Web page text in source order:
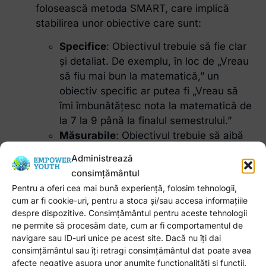
Administrează
consimțământul
Pentru a oferi cea mai bună experiență, folosim tehnologii,
cum ar fi cookie-uri, pentru a stoca și/sau accesa informațiile
despre dispozitive. Consimțământul pentru aceste tehnologii
ne permite să procesăm date, cum ar fi comportamentul de
navigare sau ID-uri unice pe acest site. Dacă nu îți dai
consimțământul sau îți retragi consimțământul dat poate avea
afecte negative asupra unor anumite funcționalități și funcții.
folosească metoda SMART, care implică
stabilirea unor obiective care sunt:
Specifice: Obiectivul trebuie să fie clar
și detaliat. De exemplu, în loc de „Vreau
să fiu mai bun la matematică,” un
obiectiv specific ar putea fi „Vreau să
îmi îmbunătățesc nota la matematică de
la 7 la 9 până la finalul semestrului.”
Măsurabile: Obiectivul trebuie să aibă
că au atins obiectivul? Nota mai mare
sau îndeplinirea unei sarcini sunt
exemple de măsurători.
Atingibile: Este important ca obiectivul
să fie realist. Dacă un adolescent începe
cu o notă de 5 la matematică, un
obiectiv de a obține 10 la următorul